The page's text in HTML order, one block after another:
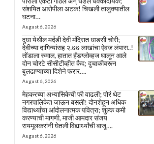
संशयित आरोपीला अटक! चिखली तालुक्यातील
घटना…
August 6, 2026
दुधा येथील मर्दडी देवी मंदिरात धाडसी चोरी;
देवीच्या दागिन्यांसह २.७७ लाखांचा ऐवज लंपास..!
तोंडाला रुमाल, हातात हँडग्लोव्हज घालून आले
दोन चोरटे सीसीटीव्हीत कैद; दुचाकीवरून
बुलढाण्याच्या दिशेने फरार….
August 6, 2026
मेहकरच्या अभ्यासिकेची फी वाढली; पोरं थेट
नगरपालिकेत जाऊन बसली! दोनशेहून अधिक
विद्यार्थ्यांचा आंदोलनात्मक पवित्रा; शुल्क कमी
करण्याची मागणी, माजी आमदार संजय
रायमूलकरांनी घेतली विद्यार्थ्यांची बाजू….
August 6, 2026